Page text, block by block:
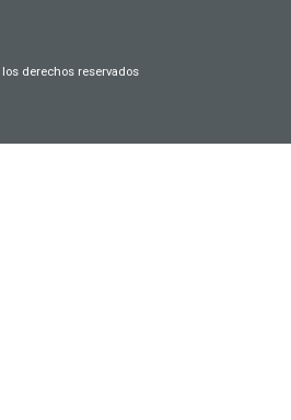
derechos reservados